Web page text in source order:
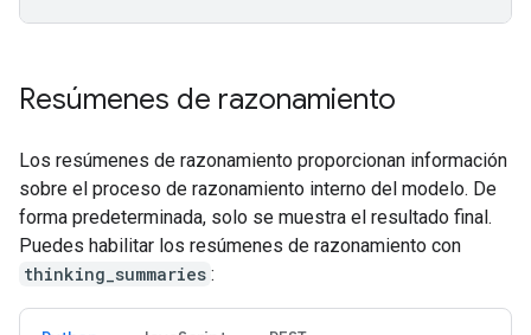
Resúmenes de razonamiento
Los resúmenes de razonamiento proporcionan información
sobre el proceso de razonamiento interno del modelo. De
forma predeterminada, solo se muestra el resultado final.
Puedes habilitar los resúmenes de razonamiento con
thinking_summaries :